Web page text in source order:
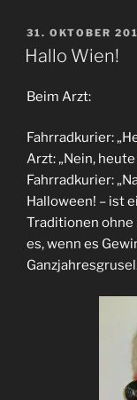
AM
31. OKTOBER
Hallo Wien!
Beim Arzt:
Fahrradkurier:
Arzt: „Nein,
Fahrradkurier:
Halloween! – ist
Traditionen ohne
es, wenn es